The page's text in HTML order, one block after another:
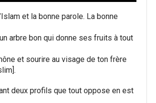
et la bonne parole. La bonne
arbre bon qui donne ses fruits à tout
et sourire au visage de ton frère
deux profils que tout oppose en est